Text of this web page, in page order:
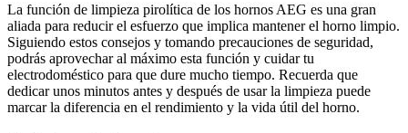
La función de limpieza pirolítica de los hornos AEG es una gran
aliada para reducir el esfuerzo que implica mantener el horno limpio.
Siguiendo estos consejos y tomando precauciones de seguridad,
podrás aprovechar al máximo esta función y cuidar tu
electrodoméstico para que dure mucho tiempo. Recuerda que
dedicar unos minutos antes y después de usar la limpieza puede
marcar la diferencia en el rendimiento y la vida útil del horno.